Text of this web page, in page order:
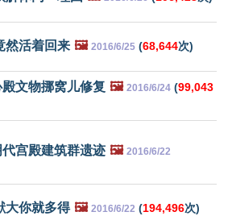
然活着回来 🖼️ 2016/6/25 (68,644次)
文物挪窝儿修复 🖼️ 2016/6/24 (99,043
宫殿建筑群遗迹 🖼️ 2016/6/22
大你就多得 🖼️ 2016/6/22 (194,496次)